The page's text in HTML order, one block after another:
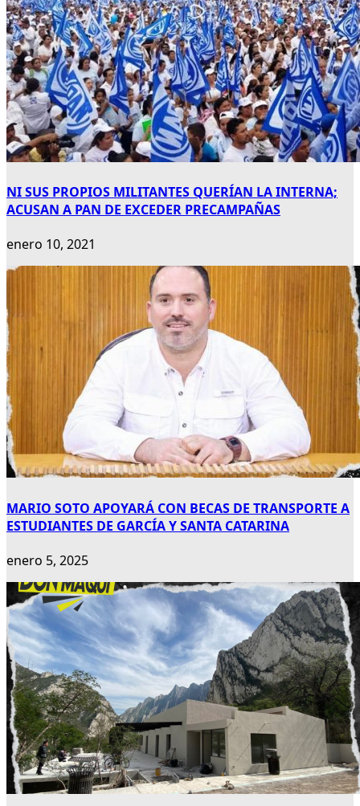
NI SUS PROPIOS MILITANTES QUERÍAN LA INTERNA;
ACUSAN A PAN DE EXCEDER PRECAMPAÑAS
enero 10, 2021
MARIO SOTO APOYARÁ CON BECAS DE TRANSPORTE A
ESTUDIANTES DE GARCÍA Y SANTA CATARINA
enero 5, 2025